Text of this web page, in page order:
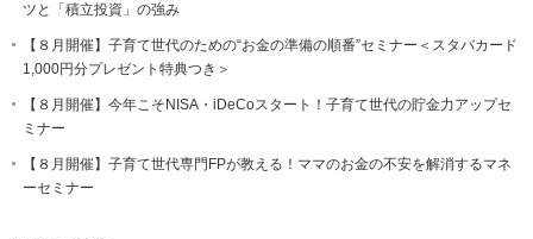
ツと「積立投資」の強み
【８月開催】子育て世代のための“お金の準備の順番”セミナー＜スタバカード
1,000円分プレゼント特典つき＞
【８月開催】今年こそNISA・iDeCoスタート！子育て世代の貯金力アップセ
ミナー
【８月開催】子育て世代専門FPが教える！ママのお金の不安を解消するマネ
ーセミナー